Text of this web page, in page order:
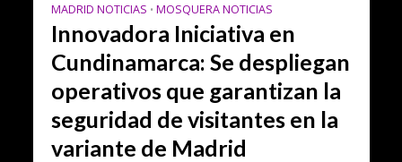
MADRID NOTICIAS • MOSQUERA NOTICIAS
Innovadora Iniciativa en
Cundinamarca: Se despliegan
operativos que garantizan la
seguridad de visitantes en la
variante de Madrid